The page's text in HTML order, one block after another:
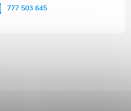
777 503 645